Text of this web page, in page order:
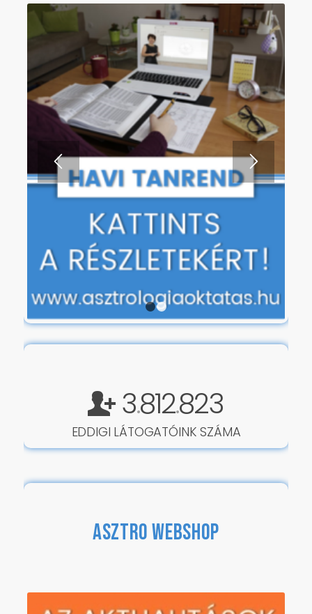
1 2
3.812.823
EDDIGI LÁTOGATÓINK SZÁMA
ASZTRO WEBSHOP